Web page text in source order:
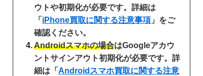
ウトや初期化が必要です。詳細は
「 iPhone買取に関する注意事項 」をご
確認ください。
Androidスマホの場合はGoogleアカウ
ントサインアウト初期化が必要です。詳
細は「 Androidスマホ買取に関する注意